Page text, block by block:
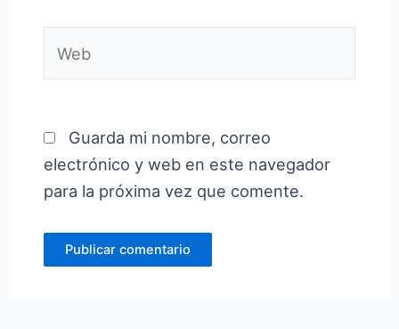
Guarda mi nombre, correo
electrónico y web en este navegador
para la próxima vez que comente.